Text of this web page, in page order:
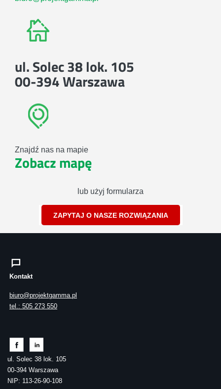
ul. Solec 38 lok. 105
00-394 Warszawa
Znajdź nas na mapie
Zobacz mapę
lub użyj formularza
ZAPYTAJ O NASZE ROZWIĄZANIA
Kontakt
biuro@projektgamma.pl
tel.: 505 273 550
ul. Solec 38 lok. 105
00-394 Warszawa
NIP: 113-26-90-108